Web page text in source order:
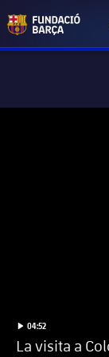
label.duration
Iniciar video
04:52
La visita a